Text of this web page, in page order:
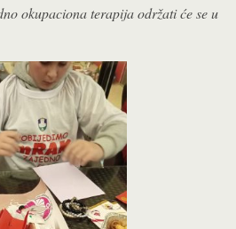
okupaciona terapija održati će se u